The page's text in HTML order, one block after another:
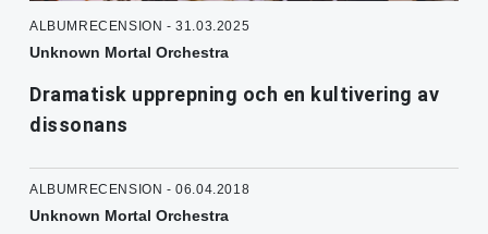
ALBUMRECENSION - 31.03.2025
Unknown Mortal Orchestra
Dramatisk upprepning och en kultivering av
dissonans
ALBUMRECENSION - 06.04.2018
Unknown Mortal Orchestra